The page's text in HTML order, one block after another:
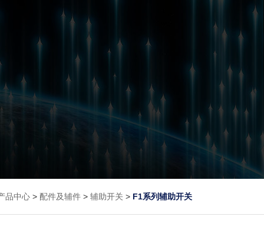
品中心 > 配件及辅件 > 辅助开关 > F1系列辅助开关